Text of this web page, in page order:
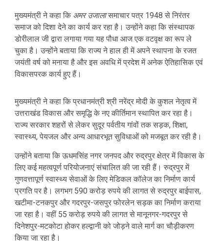
मुख्यमंत्री ने कहा कि अमर उजालासमाचार पत्र 1948 से निरंतर
समाज को दिशा देने का कार्य कर रहा है। उन्होंने कहा कि संस्थापक
डोरीलाल जी द्वारा लगाया गया यह पौधा आज एक वटवृक्ष का रूप ले
चुका है। उन्होंने बताया कि राज्य ने हाल ही में अपने स्थापना के रजत
जयंती वर्ष को मनाया है और इस अवधि में प्रदेश में अनेक ऐतिहासिक एवं
विकासपरक कार्य हुए हैं।
मुख्यमंत्री ने कहा कि प्रधानमंत्री श्री नरेंद्र मोदी के कुशल नेतृत्व में
उत्तराखंड विकास और समृद्धि के नए कीर्तिमान स्थापित कर रहा है।
राज्य सरकार शहरों से लेकर सुदूर पर्वतीय गांवों तक सड़क, शिक्षा,
स्वास्थ्य, पेयजल और अन्य आधारभूत सुविधाओं को मजबूत कर रही है।
उन्होंने बताया कि ऊधमसिंह नगर जनपद और रुद्रपुर क्षेत्र में विकास के
लिए कई महत्वपूर्ण परियोजनाएं संचालित की जा रही हैं। रुद्रपुर में
गुणवत्तापूर्ण स्वास्थ्य सेवाओं के लिए मेडिकल कॉलेज का निर्माण कार्य
प्रगति पर है। लगभग 590 करोड़ रुपये की लागत से रुद्रपुर बाईपास,
खटीमा-टनकपुर और गदरपुर-जसपुर फोरलेन सड़क का निर्माण कराया
जा रहा है। वहीं 55 करोड़ रुपये की लागत से मानूनगर-गदरपुर से
दिनेशपुर-मटकोटा होकर हल्द्वानी को जोड़ने वाले मार्ग का चौड़ीकरण
किया जा रहा है।